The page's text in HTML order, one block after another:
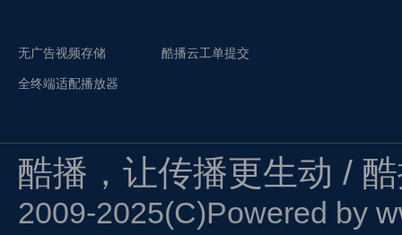
无广告视频存储
全终端适配播放器
酷播云工单提交
酷播，让传播更生动 /
2009-2025(C)Powered by